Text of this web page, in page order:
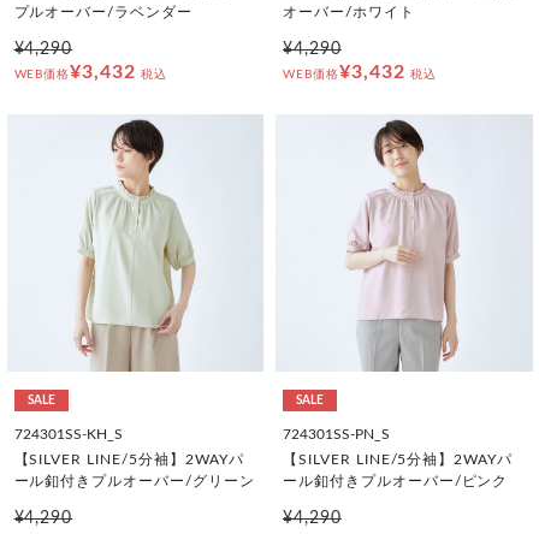
プルオーバー/ラベンダー
¥4,290
WEB価格¥3,432 税込
オーバー/ホワイト
¥4,290
WEB価格¥3,432 税込
SALE
724301SS-KH_S
【SILVER LINE/5分袖】2WAYパ
ール釦付きプルオーバー/グリーン
¥4,290
SALE
724301SS-PN_S
【SILVER LINE/5分袖】2WAYパ
ール釦付きプルオーバー/ピンク
¥4,290